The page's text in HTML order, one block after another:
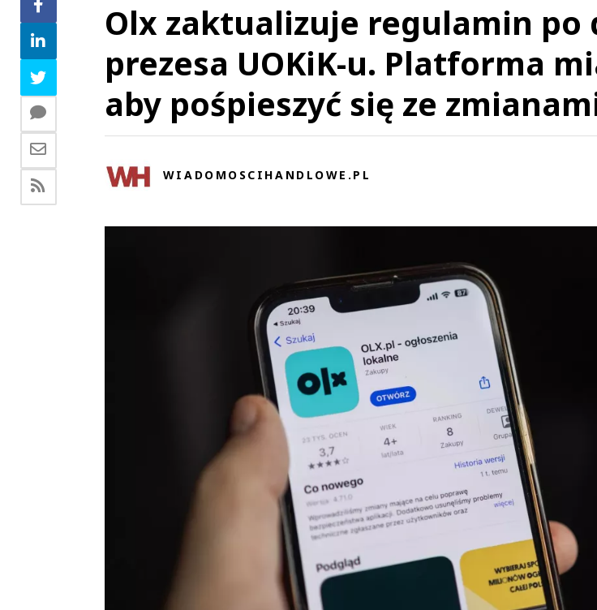
Olx zaktualizuje regulamin po
prezesa UOKiK-u. Platforma
aby pośpieszyć się ze
WIADOMOSCIHANDLOWE.PL